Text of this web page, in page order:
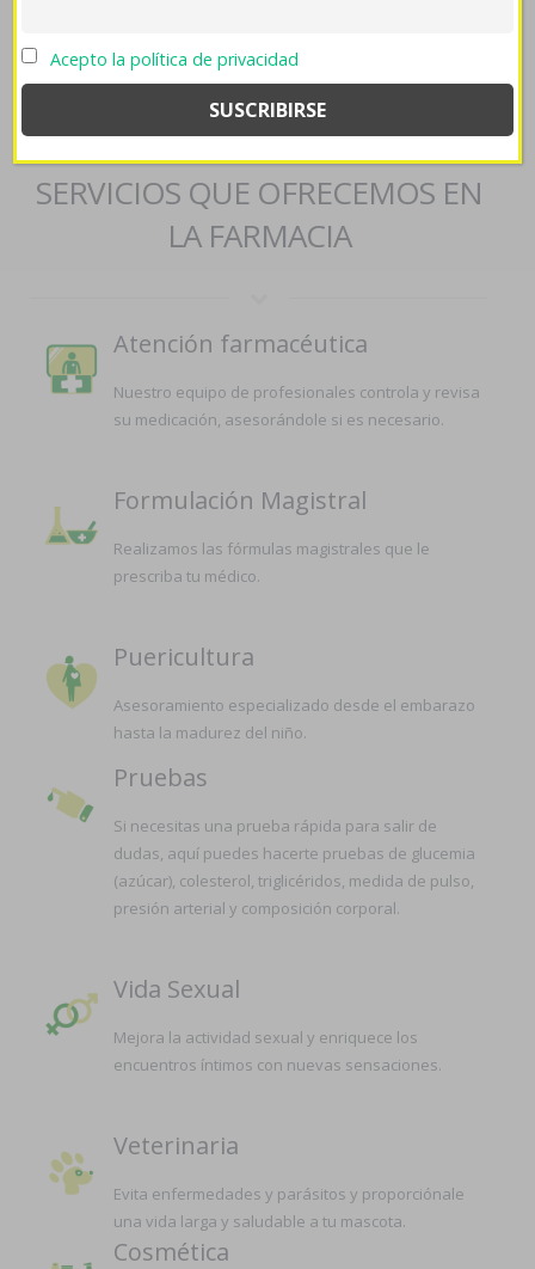
recursos
prilosec ulceral ulcesep prysma omeprotect omelic belmazol
arapride ompranyt dolintol parizac pepticum original
SERVICIOS QUE OFRECEMOS EN
LA FARMACIA
Atención farmacéutica
Nuestro equipo de profesionales controla y revisa
su medicación, asesorándole si es necesario.
Formulación Magistral
Realizamos las fórmulas magistrales que le
prescriba tu médico.
Puericultura
Asesoramiento especializado desde el embarazo
hasta la madurez del niño.
Pruebas
Si necesitas una prueba rápida para salir de
dudas, aquí puedes hacerte pruebas de glucemia
(azúcar), colesterol, triglicéridos, medida de pulso,
presión arterial y composición corporal.
Vida Sexual
Mejora la actividad sexual y enriquece los
encuentros íntimos con nuevas sensaciones.
Veterinaria
Evita enfermedades y parásitos y proporciónale
una vida larga y saludable a tu mascota.
Cosmética
Acepto la política de privacidad